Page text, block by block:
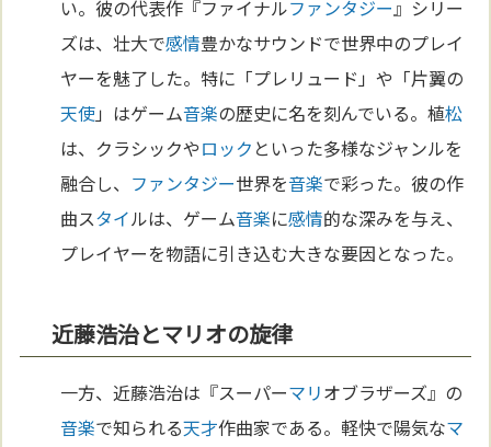
い。彼の代表作『ファイナルファンタジー』シリー
ズは、壮大で感情豊かなサウンドで世界中のプレイ
ヤーを魅了した。特に「プレリュード」や「片翼の
天使」はゲーム音楽の歴史に名を刻んでいる。植松
は、クラシックやロック といった多様なジャンルを
融合し、 ファンタジー世界を音楽で彩った。彼の作
曲スタイルは、ゲーム音楽に感情的な深みを与え、
プレイヤーを物語に引き込む大きな要因となった。
近藤浩治とマリオの旋律
一方、近藤浩治は『スーパーマリオブラザーズ』の
音楽で知られる天才作曲家である。軽快で陽気なマ